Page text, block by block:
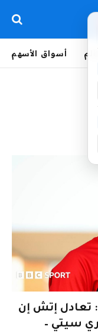
أسواق الأسهم
تعادل إتش إن
سيتي –